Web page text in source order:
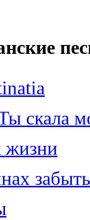
скала
жизни